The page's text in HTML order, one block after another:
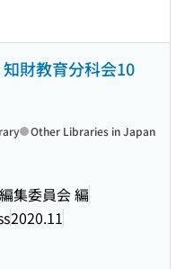
財教育分科会10
集委員会 編
2020.11
Other Libraries in Japan